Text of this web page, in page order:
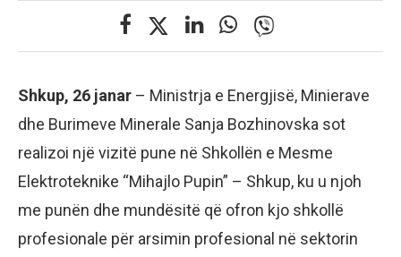
Shkup, 26 janar – Ministrja e Energjisë, Minierave
dhe Burimeve Minerale Sanja Bozhinovska sot
realizoi një vizitë pune në Shkollën e Mesme
Elektroteknike “Mihajlo Pupin” – Shkup, ku u njoh
me punën dhe mundësitë që ofron kjo shkollë
profesionale për arsimin profesional në sektorin